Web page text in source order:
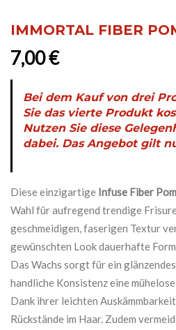
IMMORTAL FIBER
7,00€
Bei dem Kauf von drei
Sie das vierte Produkt
Nutzen Sie diese
dabei. Das Angebot gilt
Diese einzigartige Infuse Fiber
Wahl für aufregend trendige
geschmeidigen, faserigen Textur
gewünschten Look dauerhafte
Das Wachs sorgt für ein
handliche Konsistenz eine
Dank ihrer leichten
Rückstände im Haar. Zudem